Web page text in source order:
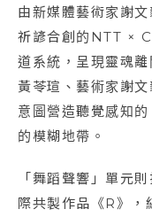
由新媒體藝術家謝
祈諺合創的NTT ×
道系統，呈現靈魂
黃苓瑄、藝術家謝
意圖營造聽覺感知
的模糊地帶。
「舞蹈聲響」單元
際共製作品《R》，